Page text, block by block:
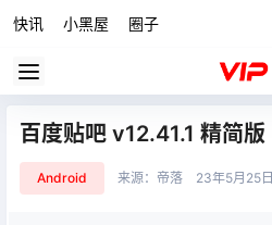
快讯 小黑屋 圈子
百度贴吧 v12.41.1 精简版
Android 来源： 帝落 23年5月25日